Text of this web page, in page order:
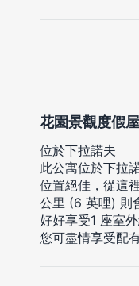
花園景觀度假屋
位於下拉諾夫
此公寓位於下拉
位置絕佳，從這
公里 (6 英哩) 則
好好享受1 座室
您可盡情享受配